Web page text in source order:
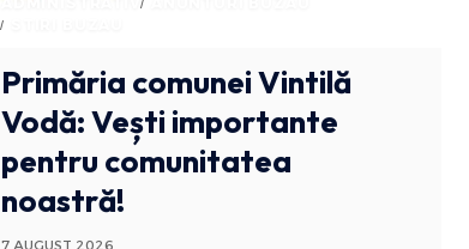
Primăria comunei Vintilă
Vodă: Vești importante
pentru comunitatea
noastră!